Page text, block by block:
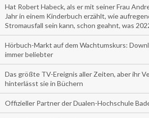
Hat Robert Habeck, als er mit seiner Frau
Jahr in einem Kinderbuch erzählt, wie
Stromausfall sein kann, schon geahnt, was
Hörbuch-Markt auf dem Wachtumskurs:
immer beliebter
Das größte TV-Ereignis aller Zeiten, aber ihr
hinterlässt sie in Büchern
Offizieller Partner der Dualen-Hochschule